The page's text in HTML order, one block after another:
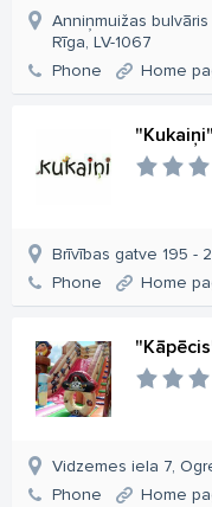
Anniņmuižas
Rīga, LV-1067
Phone
Home
Brīvības gatve 195 -
Phone
Home
Vidzemes iela 7,
Phone
Home